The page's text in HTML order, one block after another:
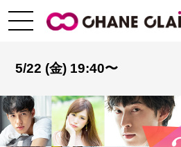
5/22 (金) 19:40〜